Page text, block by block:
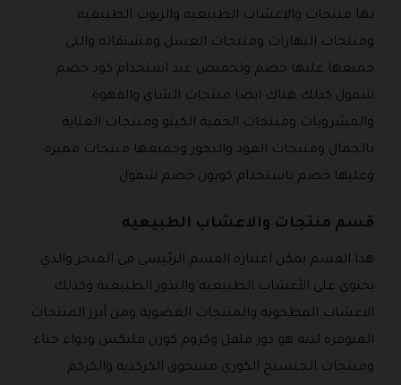
بها منتجات والاعشاب الطبيعيه والزيوت الطبيعيه
ومنتجات البهارات ومنتجات العسل ومشتقاته والتي
جميعها عليها خصم وتخفيض عند استخدام كود خصم
شمول كذلك هناك ايضا منتجات الشاي والقهوة
والمشروبات ومنتجات الحمية الكيتو ومنتجات العناية
بالجمال ومنتجات العود والبخور وجميعها منتجات مميزة
وعليها خصم باستخدام كوبون خصم شمول .
قسم منتجات والاعشاب الطبيعيه
هذا القسم يمكن اعتباره القسم الرئيسي في المتجر والذي
يحتوي على الأعشاب الطبيعيه والبذور الطبيعية وكذلك
الاعشاب المطحونه والمنتجات العضوية ومن أبرز المنتجات
المتوفرة لديه هو دور فلفل وكروم كورن فليكس ودواء حناء
ومنتجات الجنسنج الكوري مسحوق الكركديه والكركم